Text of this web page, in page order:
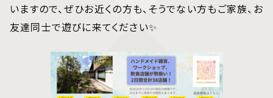
いますので、ぜひお近くの方も、そうでない方もご家族、お
友達同士で遊びに来てください✨